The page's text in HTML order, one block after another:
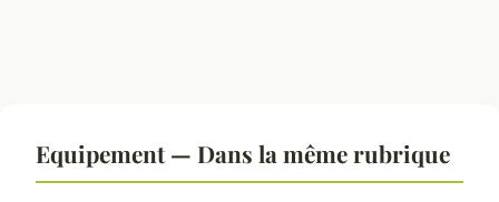
Equipement — Dans la même rubrique